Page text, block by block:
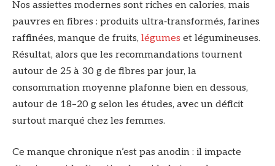
Nos assiettes modernes sont riches en calories, mais
pauvres en fibres : produits ultra‑transformés, farines
raffinées, manque de fruits, légumes et légumineuses.
Résultat, alors que les recommandations tournent
autour de 25 à 30 g de fibres par jour, la
consommation moyenne plafonne bien en dessous,
autour de 18–20 g selon les études, avec un déficit
surtout marqué chez les femmes.
Ce manque chronique n’est pas anodin : il impacte